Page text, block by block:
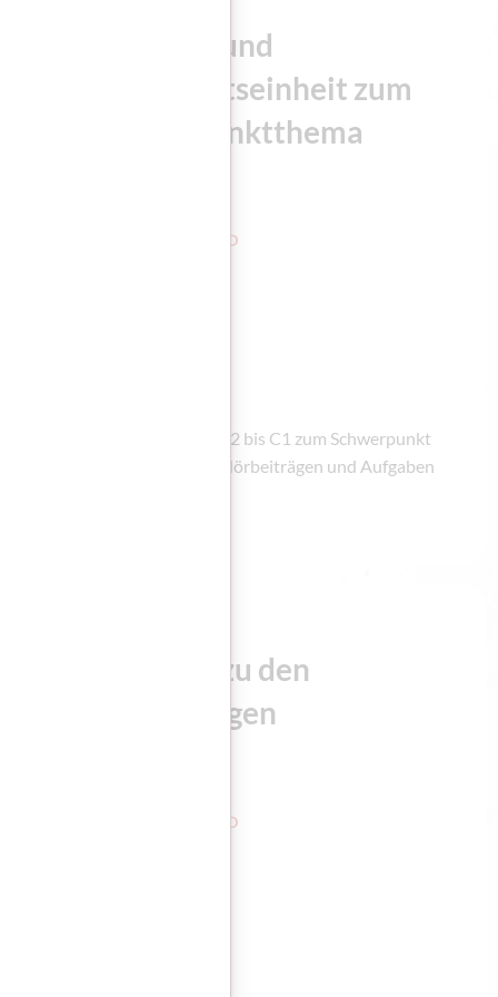
Übungen und
Unterrichtseinheit zum
Schwerpunktthema
DOWNLOAD
für die Niveaustufen A2 bis C1 zum Schwerpunkt
Übungen zu den Hörbeiträgen und Aufgaben
Übungen zu den
Hörbeiträgen
DOWNLOAD